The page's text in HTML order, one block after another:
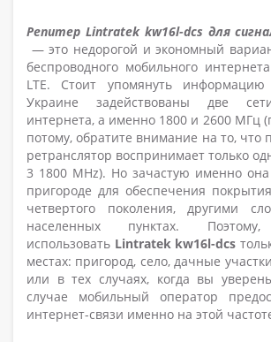
Репитер Lintratek kw16l-dcs для
— это недорогой и экономный
беспроводного мобильного
LTE. Стоит упомянуть
Украине задействованы две
интернета, а именно 1800 и 2600 МГц
потому, обратите внимание на то, что
ретранслятор воспринимает только
3 1800 MHz). Но зачастую именно она
пригороде для обеспечения
четвертого поколения, другими
населенных пунктах. Поэтому,
использовать Lintratek kw16l-dcs
местах: пригород, село, дачные
или в тех случаях, когда вы
случае мобильный оператор
интернет-связи именно на этой